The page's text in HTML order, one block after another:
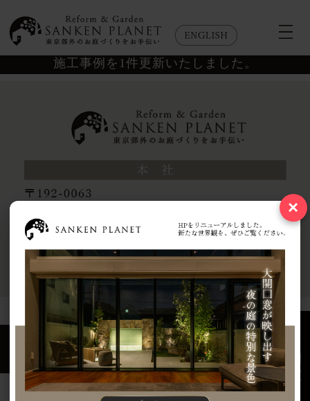
お問い合わせ
施工事例を1件更新いたしました。
Copyright © 2026 SANKEN PLANET Co.,Ltd. All rights reserved..
×